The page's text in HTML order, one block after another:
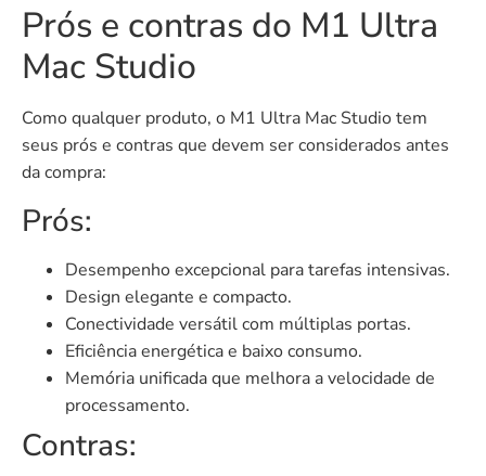
Prós e contras do M1 Ultra
Mac Studio
Como qualquer produto, o M1 Ultra Mac Studio tem
seus prós e contras que devem ser considerados antes
da compra:
Prós:
Desempenho excepcional para tarefas intensivas.
Design elegante e compacto.
Conectividade versátil com múltiplas portas.
Eficiência energética e baixo consumo.
Memória unificada que melhora a velocidade de
processamento.
Contras: